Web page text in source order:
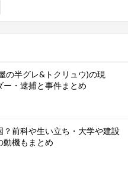
の半グレ&トクリュウ)の現
・逮捕と事件まとめ
前科や生い立ち・大学や建設
動機もまとめ